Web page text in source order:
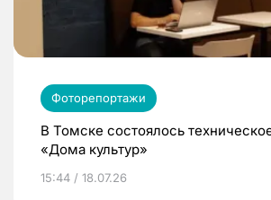
Фоторепортажи
В Томске состоялось
«Дома культур»
15:44 / 18.07.26